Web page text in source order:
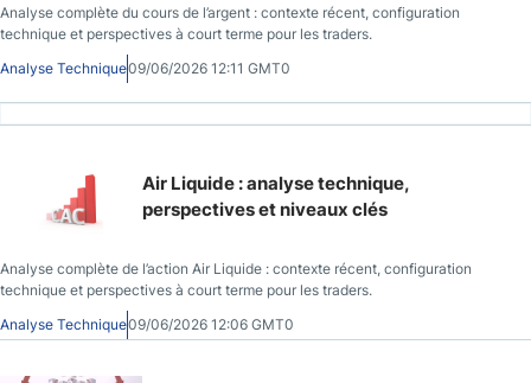
Analyse complète du cours de l’argent : contexte récent, configuration
technique et perspectives à court terme pour les traders.
Analyse Technique09/06/2026 12:11 GMT0
Air Liquide : analyse technique,
perspectives et niveaux clés
Analyse complète de l’action Air Liquide : contexte récent, configuration
technique et perspectives à court terme pour les traders.
Analyse Technique09/06/2026 12:06 GMT0